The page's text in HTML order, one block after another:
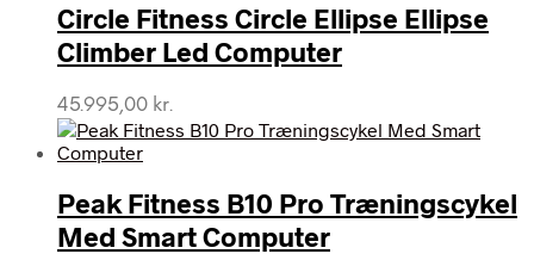
Circle Fitness Circle Ellipse Ellipse
Climber Led Computer
45.995,00 kr.
Peak Fitness B10 Pro Træningscykel
Med Smart Computer